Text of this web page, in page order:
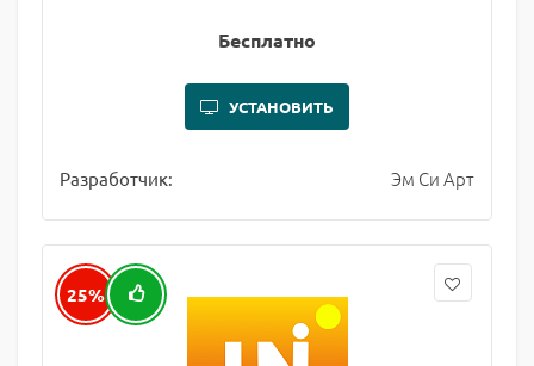
Бесплатно
УСТАНОВИТЬ
Разработчик: Эм Си Арт
25%